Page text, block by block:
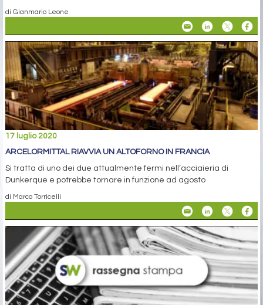
di Gianmario Leone
17 luglio 2020
ARCELORMITTAL RIAVVIA UN ALTOFORNO IN FRANCIA
Si tratta di uno dei due attualmente fermi nell’acciaieria di
Dunkerque e potrebbe tornare in funzione ad agosto
di Marco Torricelli